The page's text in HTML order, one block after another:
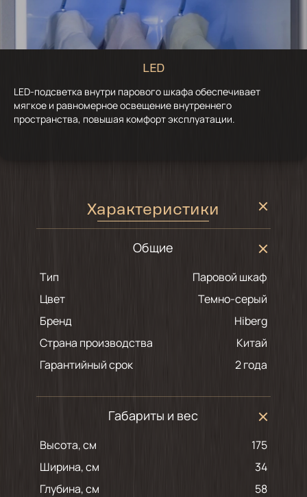
LED
LED-подсветка внутри парового шкафа обеспечивает
мягкое и равномерное освещение внутреннего
пространства, повышая комфорт эксплуатации.
Характеристики
Общие
Тип
Паровой шкаф
Цвет
темно-серый
Бренд
Hiberg
Страна производства
Китай
Гарантийный срок
2 года
Габариты и вес
Высота, см
175
Ширина, см
34
Глубина, см
58